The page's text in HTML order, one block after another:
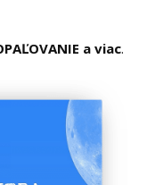
a viac.